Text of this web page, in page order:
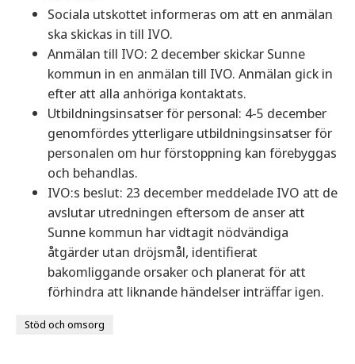
Sociala utskottet informeras om att en anmälan
ska skickas in till IVO.
Anmälan till IVO: 2 december skickar Sunne
kommun in en anmälan till IVO. Anmälan gick in
efter att alla anhöriga kontaktats.
Utbildningsinsatser för personal: 4-5 december
genomfördes ytterligare utbildningsinsatser för
personalen om hur förstoppning kan förebyggas
och behandlas.
IVO:s beslut: 23 december meddelade IVO att de
avslutar utredningen eftersom de anser att
Sunne kommun har vidtagit nödvändiga
åtgärder utan dröjsmål, identifierat
bakomliggande orsaker och planerat för att
förhindra att liknande händelser inträffar igen.
Stöd och omsorg